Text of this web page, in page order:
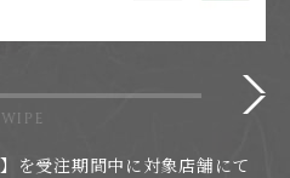
を受注期間中に対象店舗にて